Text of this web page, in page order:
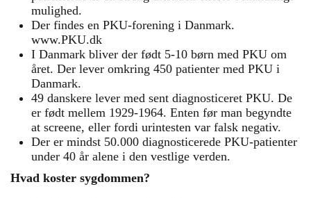
mulighed.
Der findes en PKU-forening i Danmark.
www.PKU.dk
I Danmark bliver der født 5-10 børn med PKU om
året. Der lever omkring 450 patienter med PKU i
Danmark.
49 danskere lever med sent diagnosticeret PKU. De
er født mellem 1929-1964. Enten før man begyndte
at screene, eller fordi urintesten var falsk negativ.
Der er mindst 50.000 diagnosticerede PKU-patienter
under 40 år alene i den vestlige verden.
Hvad koster sygdommen?